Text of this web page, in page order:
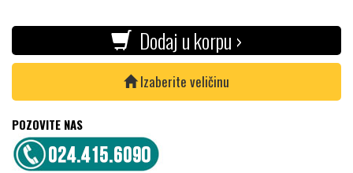
Dodaj u korpu ›
Izaberite veličinu
POZOVITE NAS